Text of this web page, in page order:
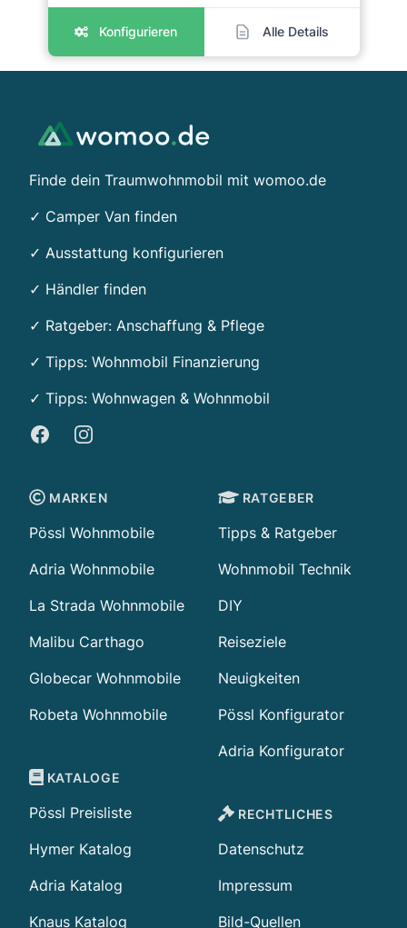
Konfigurieren Alle Details
Finde dein Traumwohnmobil mit womoo.de
✓ Camper Van finden
✓ Ausstattung konfigurieren
✓ Händler finden
✓ Ratgeber: Anschaffung & Pflege
✓ Tipps: Wohnmobil Finanzierung
✓ Tipps: Wohnwagen & Wohnmobil
FacebookInstagram
MARKEN
Pössl Wohnmobile
Adria Wohnmobile
La Strada Wohnmobile
Malibu Carthago
Globecar Wohnmobile
Robeta Wohnmobile
KATALOGE
Pössl Preisliste
Hymer Katalog
Adria Katalog
Knaus Katalog
RATGEBER
Tipps & Ratgeber
Wohnmobil Technik
DIY
Reiseziele
Neuigkeiten
Pössl Konfigurator
Adria Konfigurator
RECHTLICHES
Datenschutz
Impressum
Bild-Quellen